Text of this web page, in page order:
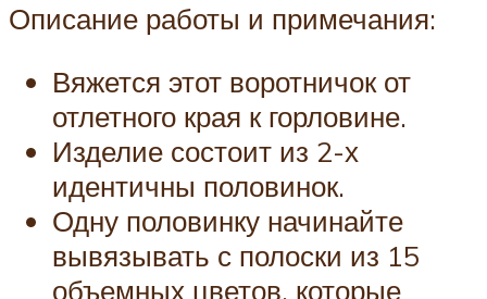
Описание работы и примечания:
Вяжется этот воротничок от
отлетного края к горловине.
Изделие состоит из 2-х
идентичны половинок.
Одну половинку начинайте
вывязывать с полоски из 15
объемных цветов, которые